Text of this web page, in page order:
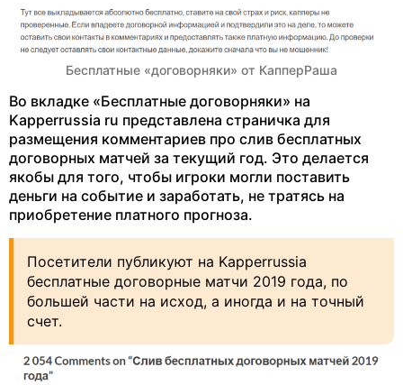
Бесплатные «договорняки» от КапперРаша
Во вкладке «Бесплатные договорняки» на
Kapperrussia ru представлена страничка для
размещения комментариев про слив бесплатных
договорных матчей за текущий год. Это делается
якобы для того, чтобы игроки могли поставить
деньги на событие и заработать, не тратясь на
приобретение платного прогноза.
Посетители публикуют на Kapperrussia
бесплатные договорные матчи 2019 года, по
большей части на исход, а иногда и на точный
счет.